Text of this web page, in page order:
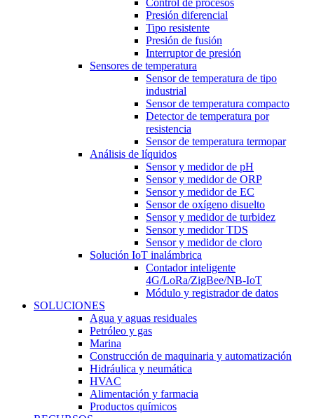
Control de procesos
Presión diferencial
Tipo resistente
Presión de fusión
Interruptor de presión
Sensores de temperatura
Sensor de temperatura de tipo
industrial
Sensor de temperatura compacto
Detector de temperatura por
resistencia
Sensor de temperatura termopar
Análisis de líquidos
Sensor y medidor de pH
Sensor y medidor de ORP
Sensor y medidor de EC
Sensor de oxígeno disuelto
Sensor y medidor de turbidez
Sensor y medidor TDS
Sensor y medidor de cloro
Solución IoT inalámbrica
Contador inteligente
4G/LoRa/ZigBee/NB-IoT
Módulo y registrador de datos
SOLUCIONES
Agua y aguas residuales
Petróleo y gas
Marina
Construcción de maquinaria y automatización
Hidráulica y neumática
HVAC
Alimentación y farmacia
Productos químicos